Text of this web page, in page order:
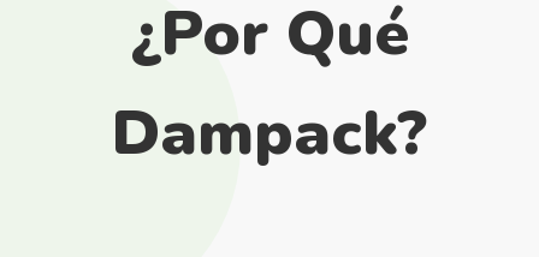
¿Por Qué
Dampack?